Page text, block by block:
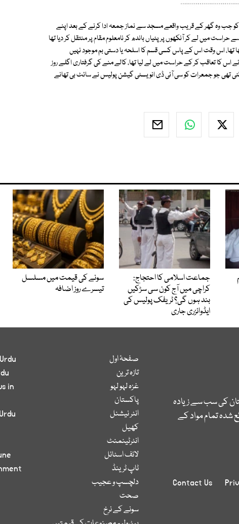
کے مطابق گرفتار ملزم اعجاز گورچانی کو رینجرز نے6ستمبر کو جب وہ گھر کے قریب واقعے مسجد سے نماز جمعہ ادا کرنے کے بعد اپنے
میں لے کر آنکھوں پر پٹیاں باندھ کر نامعلوم مقام پر منتقل کر دیا تھا
تھا، اس وقت اس کے پاس کسی قسم کا اسلحہ یا دستی بم موجود نہیں
اس کا تعاقب کر کے حراست میں لے لیا تھا، کالے منے کی گرفتاری اگلے روز
تھی جو جمعرات کو سی آئی ڈی انویسٹی گیشن پولیس نے سائٹ بی تھانے
جماعت اسلامی کا احتجاج:
کراچی میں آج کون سی سڑکیں
بند ہوں گی؟ ٹریفک پولیس کی
ایڈوائزری جاری
سونے کی قیمت میں مسلسل
تیسرے روز اضافہ
کی سب سے زیادہ
تمام مواد کے
Contact Us
صفحۂ اول
تازہ ترین
غزہ لہو لہو
پاکستان
انٹر نیشنل
کھیل
انٹرٹینمنٹ
لائف اسٹائل
ٹاپ ٹرینڈ
دلچسپ و عجیب
صحت
سونے کے نرخ
in